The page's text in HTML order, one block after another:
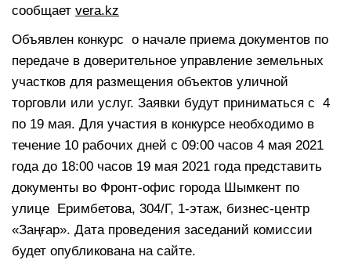
сообщает vera.kz
Объявлен конкурс о начале приема документов по
передаче в доверительное управление земельных
участков для размещения объектов уличной
торговли или услуг. Заявки будут приниматься с 4
по 19 мая. Для участия в конкурсе необходимо в
течение 10 рабочих дней с 09:00 часов 4 мая 2021
года до 18:00 часов 19 мая 2021 года представить
документы во Фронт-офис города Шымкент по
улице Еримбетова, 304/Г, 1-этаж, бизнес-центр
«Заңғар». Дата проведения заседаний комиссии
будет опубликована на сайте.